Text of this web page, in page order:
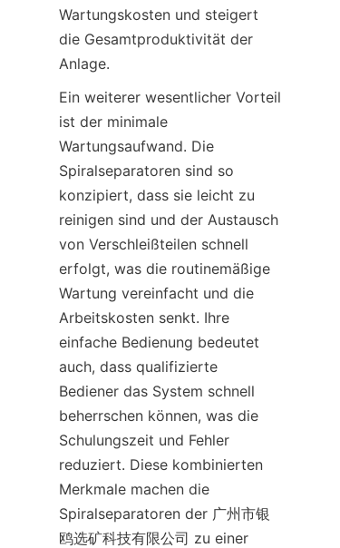
Wartungskosten und steigert
die Gesamtproduktivität der
Anlage.
Ein weiterer wesentlicher Vorteil
ist der minimale
Wartungsaufwand. Die
Spiralseparatoren sind so
konzipiert, dass sie leicht zu
reinigen sind und der Austausch
von Verschleißteilen schnell
erfolgt, was die routinemäßige
Wartung vereinfacht und die
Arbeitskosten senkt. Ihre
einfache Bedienung bedeutet
auch, dass qualifizierte
Bediener das System schnell
beherrschen können, was die
Schulungszeit und Fehler
reduziert. Diese kombinierten
Merkmale machen die
Spiralseparatoren der 广州市银
鸥选矿科技有限公司 zu einer